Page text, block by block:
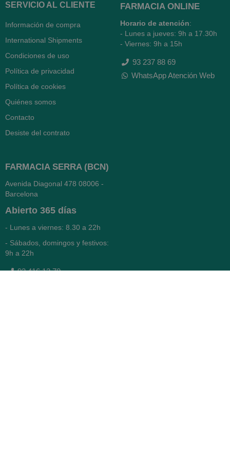
SERVICIO AL CLIENTE
Información de compra
International Shipments
Condiciones de uso
Política de privacidad
Política de cookies
Quiénes somos
Contacto
Desiste del contrato
FARMACIA ONLINE
Horario de atención:
- Lunes a jueves: 9h a 17.30h
- Viernes: 9h a 15h
93 237 88 69
WhatsApp Atención Web
FARMACIA SERRA (BCN)
Avenida Diagonal 478 08006 -
Barcelona
Abierto 365 días
- Lunes a viernes: 8.30 a 22h
- Sábados, domingos y festivos:
9h a 22h
93 416 12 70